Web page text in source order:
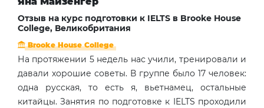
Отзыв на курс подготовки к IELTS в Brooke House
College, Великобритания
Brooke House College
На протяжении 5 недель нас учили, тренировали и
давали хорошие советы. В группе было 17 человек:
одна русская, то есть я, вьетнамец, остальные
китайцы. Занятия по подготовке к IELTS проходили